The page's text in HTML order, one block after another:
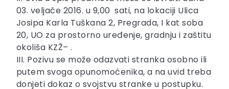
03. veljače 2016. u 9,00 sati, na lokaciji Ulica
Josipa Karla Tuškana 2, Pregrada, I kat soba
20, UO za prostorno uređenje, gradnju i zaštitu
okoliša KZŽ– .
III. Pozivu se može odazvati stranka osobno ili
putem svoga opunomoćenika, a na uvid treba
donjeti dokaz o svojstvu stranke u postupku.